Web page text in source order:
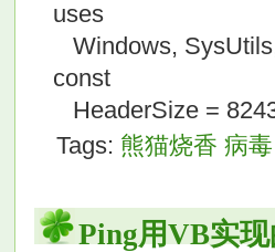
uses
Windows,
const
HeaderSize =
Tags: 熊猫烧香 病毒
Ping用VB实